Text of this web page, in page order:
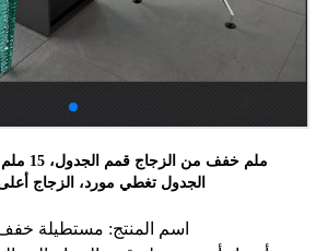
الجدول تغطي مورد، الزجاج أعلى
اسم المنتج: مستطيلة